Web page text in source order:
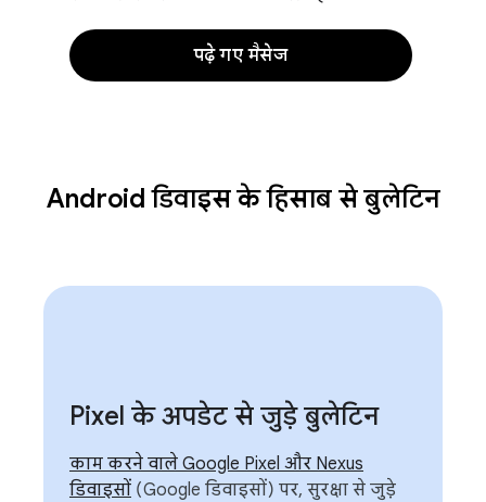
पढ़े गए मैसेज
Android डिवाइस के हिसाब से बुलेटिन
Pixel के अपडेट से जुड़े बुलेटिन
काम करने वाले Google Pixel और Nexus
डिवाइसों (Google डिवाइसों) पर, सुरक्षा से जुड़े